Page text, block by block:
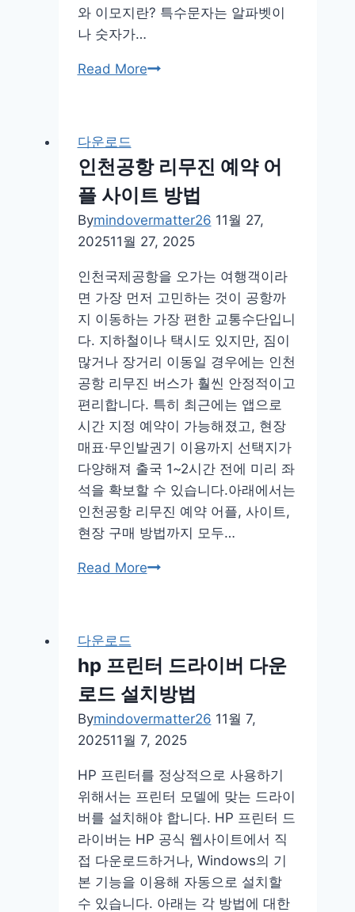
와 이모지란? 특수문자는 알파벳이
나 숫자가…
Read More특
모
지
모
음
이
트
특
문
다운로드
인천공항 리무진 예약 어
플 사이트 방법
Bymindovermatter26 11월 27,
202511월 27, 2025
인천국제공항을 오가는 여행객이라
면 가장 먼저 고민하는 것이 공항까
지 이동하는 가장 편한 교통수단입니
다. 지하철이나 택시도 있지만, 짐이
많거나 장거리 이동일 경우에는 인천
공항 리무진 버스가 훨씬 안정적이고
편리합니다. 특히 최근에는 앱으로
시간 지정 예약이 가능해졌고, 현장
매표·무인발권기 이용까지 선택지가
다양해져 출국 1~2시간 전에 미리 좌
석을 확보할 수 있습니다.아래에서는
인천공항 리무진 예약 어플, 사이트,
현장 구매 방법까지 모두…
Read More인
무
진
예
약
플
사
이
트
방
법
다운로드
hp 프린터 드라이버 다운
로드 설치방법
Bymindovermatter26 11월 7,
202511월 7, 2025
HP 프린터를 정상적으로 사용하기
위해서는 프린터 모델에 맞는 드라이
버를 설치해야 합니다. HP 프린터 드
라이버는 HP 공식 웹사이트에서 직
접 다운로드하거나, Windows의 기
본 기능을 이용해 자동으로 설치할
수 있습니다. 아래는 각 방법에 대한